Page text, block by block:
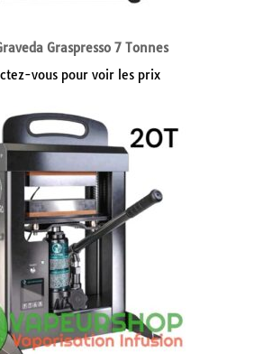
Graspresso 7 Tonnes
vous pour voir les prix